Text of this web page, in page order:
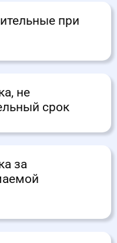
при
не
срок
за